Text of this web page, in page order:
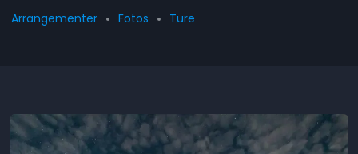
Arrangementer Fotos Ture